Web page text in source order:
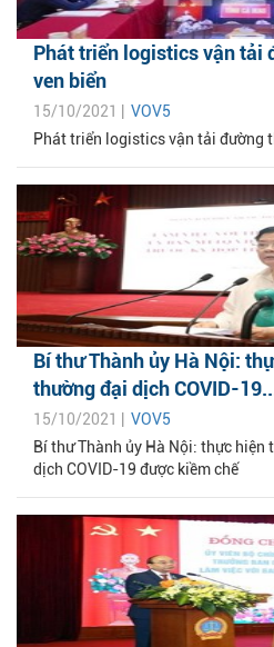
Phát triển logistics vận tải
ven biển
15/10/2021 | VOV5
Phát triển logistics vận tải đường
Bí thư Thành ủy Hà Nội:
thường đại dịch COVID-
15/10/2021 | VOV5
Bí thư Thành ủy Hà Nội: thực
dịch COVID-19 được kiềm chế